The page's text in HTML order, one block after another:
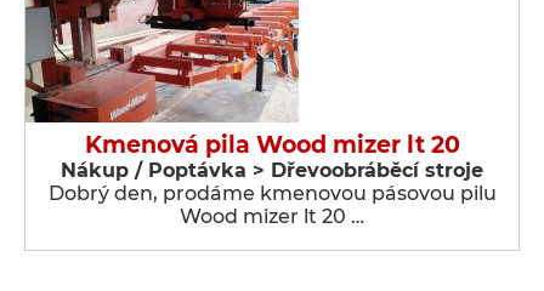
Kmenová pila Wood mizer lt 20
Nákup / Poptávka > Dřevoobráběcí stroje
Dobrý den, prodáme kmenovou pásovou pilu
Wood mizer lt 20 …